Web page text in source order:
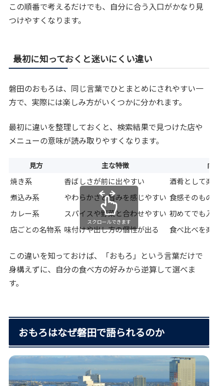
この順番で考えるだけでも、自分に合う入口がかなり見
つけやすくなります。
最初に知っておくと迷いにくい違い
磐田のおもろは、同じ言葉でひとまとめにされやすい一
方で、実際には楽しみ方がいくつかに分かれます。
最初に違いを整理しておくと、検索結果で見つけた店や
メニューの意味が読み取りやすくなります。
見方 主な特徴 向
焼き系 香ばしさが前に出やすい
酒肴として楽
煮込み系
やわらかさと旨みを感じやすい 食感そのもの
カレー系
スパイスや野菜と合わせやすい 初めてでも入
店ごとの名物系 味付けや出し方の個性が出る 食べ比べを楽
スクロールできます
この違いを知っておけば、「おもろ」という言葉だけで
身構えずに、自分の食べ方の好みから逆算して選べま
す。
おもろはなぜ磐田で語られるのか